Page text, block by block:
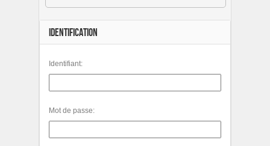
IDENTIFICATION
Identifiant:
Mot de passe: